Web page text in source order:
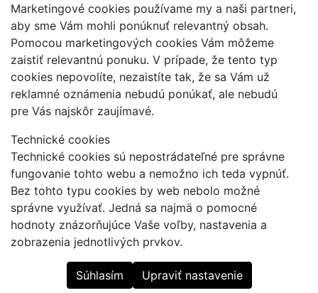
Marketingové cookies používame my a naši partneri,
aby sme Vám mohli ponúknuť relevantný obsah.
Pomocou marketingových cookies Vám môžeme
zaistiť relevantnú ponuku. V prípade, že tento typ
cookies nepovolíte, nezaistíte tak, že sa Vám už
reklamné oznámenia nebudú ponúkať, ale nebudú
pre Vás najskôr zaujímavé.
Technické cookies
Technické cookies sú nepostrádateľné pre správne
fungovanie tohto webu a nemožno ich teda vypnúť.
Bez tohto typu cookies by web nebolo možné
správne využívať. Jedná sa najmä o pomocné
hodnoty znázorňujúce Vaše voľby, nastavenia a
zobrazenia jednotlivých prvkov.
Súhlasím Upraviť nastavenie